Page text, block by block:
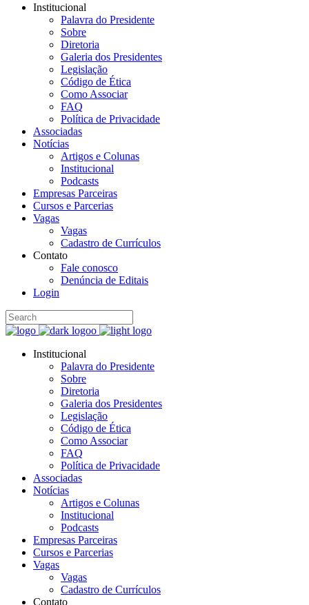
Institucional
Palavra do Presidente
Sobre
Diretoria
Galeria dos Presidentes
Legislação
Código de Ética
Como Associar
FAQ
Política de Privacidade
Associadas
Notícias
Artigos e Colunas
Institucional
Podcasts
Empresas Parceiras
Cursos e Parcerias
Vagas
Vagas
Cadastro de Currículos
Contato
Fale conosco
Denúncia de Editais
Login
Institucional
Palavra do Presidente
Sobre
Diretoria
Galeria dos Presidentes
Legislação
Código de Ética
Como Associar
FAQ
Política de Privacidade
Associadas
Notícias
Artigos e Colunas
Institucional
Podcasts
Empresas Parceiras
Cursos e Parcerias
Vagas
Vagas
Cadastro de Currículos
Contato